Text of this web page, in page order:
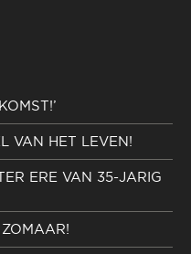
VAN HET LEVEN!
ERE VAN 35-JARIG